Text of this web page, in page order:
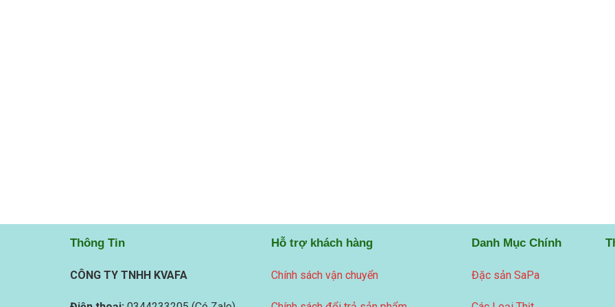
Thông Tin
CÔNG TY TNHH KVAFA
Hỗ trợ khách hàng
Chính sách vận chuyển
Danh Mục Chính
Đặc sản SaPa